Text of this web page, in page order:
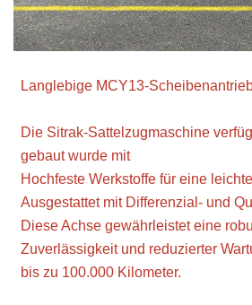
Langlebige MCY13-
Die Sitrak-Sattelzugmaschine
gebaut wurde mit
Hochfeste Werkstoffe für eine
Ausgestattet mit Differenzial- und
Diese Achse gewährleistet eine
Zuverlässigkeit und reduzierter
bis zu 100.000 Kilometer.